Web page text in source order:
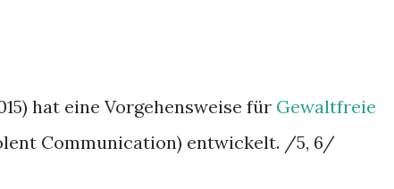
hat eine Vorgehensweise für Gewaltfreie
Communication) entwickelt. /5, 6/